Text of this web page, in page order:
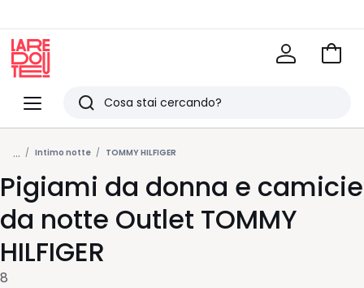
Menu
Redoute
Ricerca
Ultimi
articoli
visti
Vai
... Intimo notte TOMMY HILFIGER
Pigiami da donna e camicie
da notte Outlet TOMMY
HILFIGER
8